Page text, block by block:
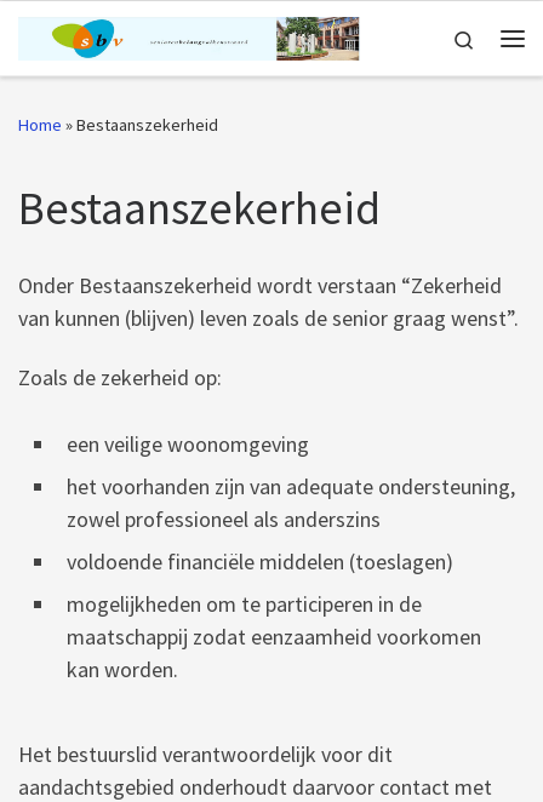
Ga naar inhoud
Search
Home »Bestaanszekerheid
Bestaanszekerheid
Onder Bestaanszekerheid wordt verstaan “Zekerheid
van kunnen (blijven) leven zoals de senior graag wenst”.
Zoals de zekerheid op:
een veilige woonomgeving
het voorhanden zijn van adequate ondersteuning,
zowel professioneel als anderszins
voldoende financiële middelen (toeslagen)
mogelijkheden om te participeren in de
maatschappij zodat eenzaamheid voorkomen
kan worden.
Het bestuurslid verantwoordelijk voor dit
aandachtsgebied onderhoudt daarvoor contact met